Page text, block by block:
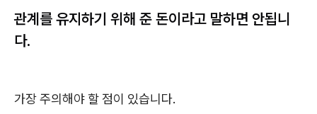
관계를 유지하기 위해 준 돈이라고 말하면 안됩니
다.
가장 주의해야 할 점이 있습니다.